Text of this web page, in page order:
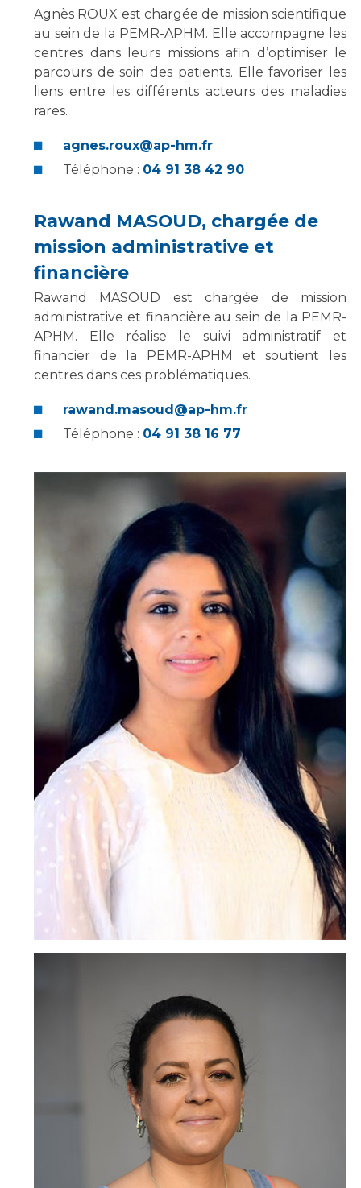
Agnès ROUX est chargée de mission scientifique
au sein de la PEMR-APHM. Elle accompagne les
centres dans leurs missions afin d’optimiser le
parcours de soin des patients. Elle favoriser les
liens entre les différents acteurs des maladies
rares.
agnes.roux@ap-hm.fr
Téléphone : 04 91 38 42 90
Rawand MASOUD, chargée de
mission administrative et
financière
Rawand MASOUD est chargée de mission
administrative et financière au sein de la PEMR-
APHM. Elle réalise le suivi administratif et
financier de la PEMR-APHM et soutient les
centres dans ces problématiques.
rawand.masoud@ap-hm.fr
Téléphone : 04 91 38 16 77